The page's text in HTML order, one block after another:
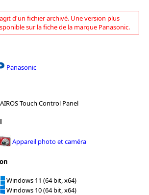
d'un fichier archivé. Une version plus
sur la fiche de la marque Panasonic.
Panasonic
Touch Control Panel
Appareil photo et caméra
Windows 11 (64 bit, x64)
Windows 10 (64 bit, x64)